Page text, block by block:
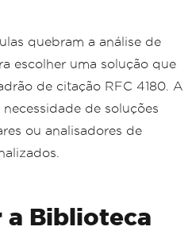
quebram a análise de
escolher uma solução que
de citação RFC 4180. A
de soluções
ou analisadores de
a Biblioteca